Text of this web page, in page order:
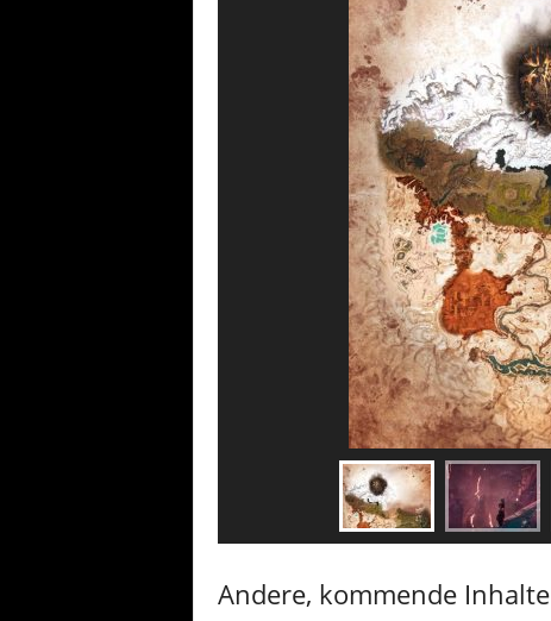
Andere, kommende Inhalte